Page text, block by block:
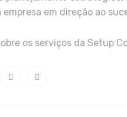
em direção ao
os serviços da Setup